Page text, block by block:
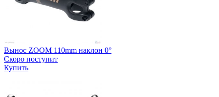
Вынос ZOOM 110mm наклон 0°
Скоро поступит
Купить